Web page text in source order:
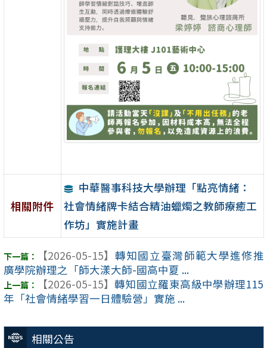
相關公告
相關附件
中華醫事科技大學辦理「點亮情緒：
社會情緒牌卡結合精油蠟燭之教師療癒工
作坊」實施計畫
【2026-05-15】 轉知國立臺灣師範大學進修推
廣學院辦理之「師大漾大師-國高中夏 ...
【2026-05-15】 轉知國立羅東高級中學辦理115
年「社會情緒學習一日體驗營」實施 ...